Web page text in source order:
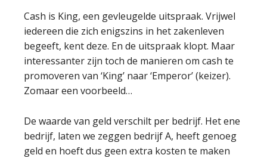
Cash is King, een gevleugelde uitspraak. Vrijwel
iedereen die zich enigszins in het zakenleven
begeeft, kent deze. En de uitspraak klopt. Maar
interessanter zijn toch de manieren om cash te
promoveren van ‘King’ naar ‘Emperor’ (keizer).
Zomaar een voorbeeld…
De waarde van geld verschilt per bedrijf. Het ene
bedrijf, laten we zeggen bedrijf A, heeft genoeg
geld en hoeft dus geen extra kosten te maken